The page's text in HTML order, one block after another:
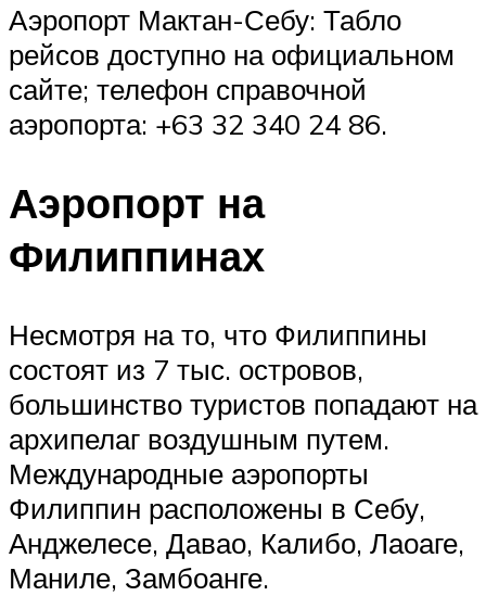
Аэропорт Мактан-Себу: Табло
рейсов доступно на официальном
сайте; телефон справочной
аэропорта: +63 32 340 24 86.
Аэропорт на
Филиппинах
Несмотря на то, что Филиппины
состоят из 7 тыс. островов,
большинство туристов попадают на
архипелаг воздушным путем.
Международные аэропорты
Филиппин расположены в Себу,
Анджелесе, Давао, Калибо, Лаоаге,
Маниле, Замбоанге.